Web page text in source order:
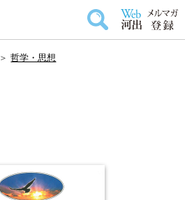
＞哲学・思想